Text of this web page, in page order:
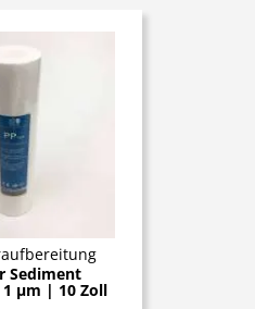
Sediment
μm | 10 Zoll